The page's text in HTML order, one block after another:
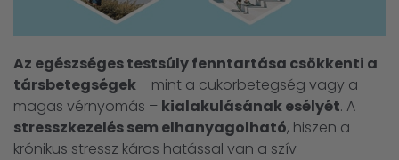
Az egészséges testsúly fenntartása csökkenti a
társbetegségek– mint a cukorbetegség vagy a
magas vérnyomás – kialakulásának esélyét. A
stresszkezelés sem elhanyagolható, hiszen a
krónikus stressz káros hatással van a szív-